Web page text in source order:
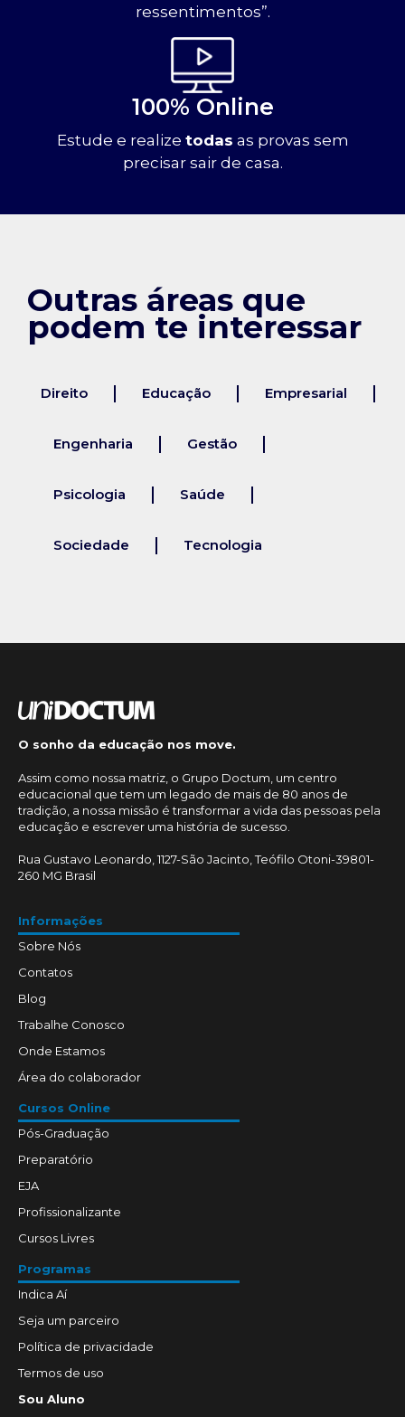
ressentimentos”.
100% Online
Estude e realize todas as provas sem
precisar sair de casa.
Outras áreas que
podem te interessar
Direito Educação Empresarial
Engenharia Gestão
Psicologia Saúde
Sociedade Tecnologia
O sonho da educação nos move.
Assim como nossa matriz, o Grupo Doctum, um centro
educacional que tem um legado de mais de 80 anos de
tradição, a nossa missão é transformar a vida das pessoas pela
educação e escrever uma história de sucesso.
Rua Gustavo Leonardo, 1127-São Jacinto, Teófilo Otoni-39801-
260 MG Brasil
Informações
Sobre Nós
Contatos
Blog
Trabalhe Conosco
Onde Estamos
Área do colaborador
Cursos Online
Pós-Graduação
Preparatório
EJA
Profissionalizante
Cursos Livres
Programas
Indica Aí
Seja um parceiro
Política de privacidade
Termos de uso
Sou Aluno